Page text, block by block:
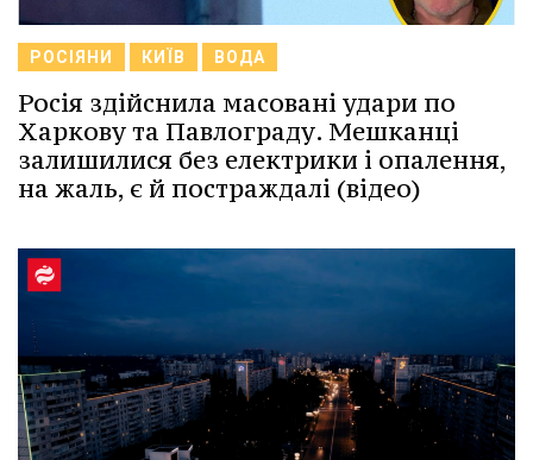
РОСІЯНИ КИЇВ ВОДА
Росія здійснила масовані удари по
Харкову та Павлограду. Мешканці
залишилися без електрики і опалення,
на жаль, є й постраждалі (відео)